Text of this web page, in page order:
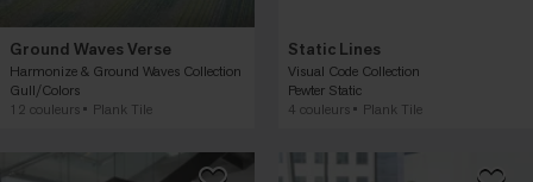
Ground Waves Verse
Harmonize & Ground Waves Collection
Gull/Colors
12 couleurs
Plank Tile
Static Lines
Visual Code Collection
Pewter Static
4 couleurs
Plank Tile